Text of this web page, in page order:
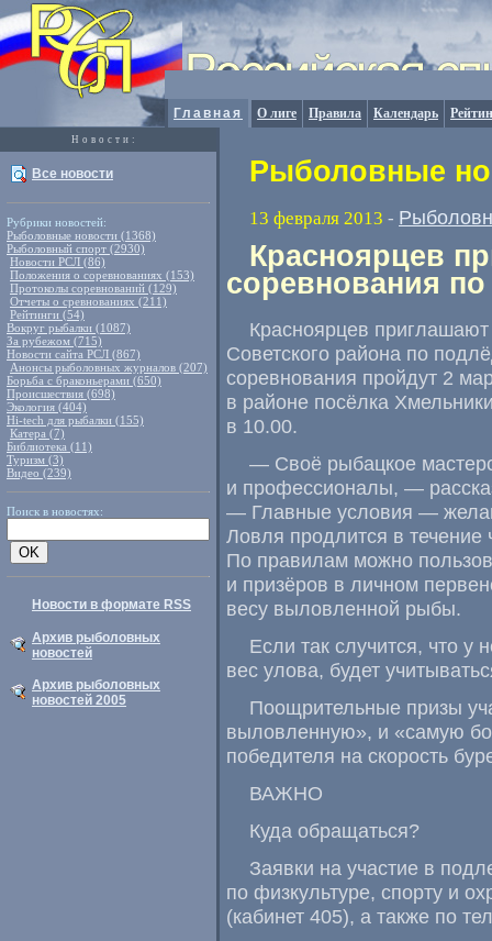
Главная О лиге Правила Календарь
Новости:
Все новости
Рубрики новостей:
Рыболовные новости (1368)
Рыболовный спорт (2930)
Новости РСЛ (86)
Положения о соревнованиях (153)
Протоколы соревнований (129)
Отчеты о сревнованиях (211)
Рейтинги (54)
Вокруг рыбалки (1087)
За рубежом (715)
Новости сайта РСЛ (867)
Анонсы рыболовных журналов (207)
Борьба с браконьерами (650)
Происшествия (698)
Экология (404)
Hi-tech для рыбалки (155)
Катера (7)
Библиотека (11)
Туризм (3)
Видео (239)
Поиск в новостях:
Новости в формате RSS
Архив рыболовных
новостей
Архив рыболовных
новостей 2005
Рыболовные
13 февраля 2013 -
Красноярцев
соревнования
Красноярцев приглашают
Советского района по
соревнования пройдут 2
в районе посёлка
в 10.00.
— Своё рыбацкое
и профессионалы, —
— Главные условия —
Ловля продлится в
По правилам можно
и призёров в личном
весу выловленной рыбы.
Если так случится, что у
вес улова, будет
Поощрительные призы
выловленную», и «самую
победителя на скорость
ВАЖНО
Куда обращаться?
Заявки на участие в
по физкультуре, спорту и
(кабинет 405), а также по